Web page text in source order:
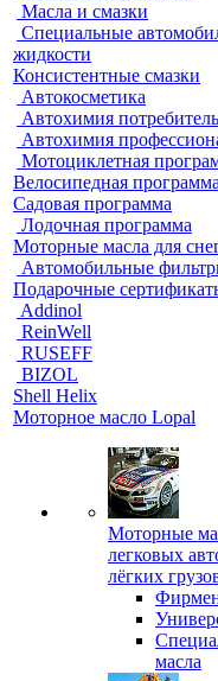
Масла и смазки
Специальные
жидкости
Консистентные смазки
Автокосметика
Автохимия
Автохимия
Мотоциклетная
Велосипедная программа
Садовая программа
Лодочная программа
Моторные масла для
Автомобильные
Подарочные
Addinol
ReinWell
RUSEFF
BIZOL
Shell Helix
Моторное масло Lopal
Моторные
легковых
лёгких
масла